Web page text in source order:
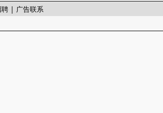
| 广告联系